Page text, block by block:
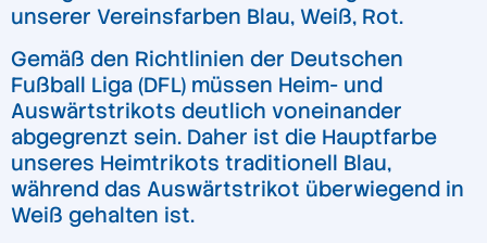
unserer Vereinsfarben Blau, Weiß, Rot.
Gemäß den Richtlinien der Deutschen
Fußball Liga (DFL) müssen Heim- und
Auswärtstrikots deutlich voneinander
abgegrenzt sein. Daher ist die Hauptfarbe
unseres Heimtrikots traditionell Blau,
während das Auswärtstrikot überwiegend in
Weiß gehalten ist.